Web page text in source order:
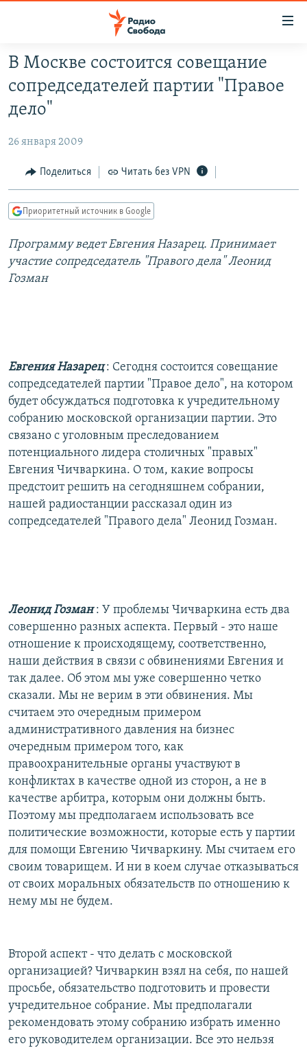
упрощенного
доступа
Вернуться
основному
Вернутся
главной
навигации
Вернутся
поиску
ПОДКАСТЫ
ЦИТАТЫ СВОБОДЫ
МНЕНИЯ
IDEL.РЕАЛИИ
КАВКАЗ.РЕАЛИИ
СЕВЕР.РЕАЛИИ
СОЦИАЛЬНЫЕ СЕТИ
Все сайты РСЕ/РС
В Москве состоится совещание
сопредседателей партии "Правое
дело"
26 января 2009
Поделиться Читать без VPN
Приоритетный источник в Google
Программу ведет Евгения Назарец. Принимает
участие сопредседатель "Правого дела" Леонид
Гозман
Евгения Назарец: Сегодня состоится совещание
сопредседателей партии "Правое дело", на котором
будет обсуждаться подготовка к учредительному
собранию московской организации партии. Это
связано с уголовным преследованием
потенциального лидера столичных "правых"
Евгения Чичваркина. О том, какие вопросы
предстоит решить на сегодняшнем собрании,
нашей радиостанции рассказал один из
сопредседателей "Правого дела" Леонид Гозман.
Леонид Гозман: У проблемы Чичваркина есть два
совершенно разных аспекта. Первый - это наше
отношение к происходящему, соответственно,
наши действия в связи с обвинениями Евгения и
так далее. Об этом мы уже совершенно четко
сказали. Мы не верим в эти обвинения. Мы
считаем это очередным примером
административного давления на бизнес
очередным примером того, как
правоохранительные органы участвуют в
конфликтах в качестве одной из сторон, а не в
качестве арбитра, которым они должны быть.
Поэтому мы предполагаем использовать все
политические возможности, которые есть у партии
для помощи Евгению Чичваркину. Мы считаем его
своим товарищем. И ни в коем случае отказываться
от своих моральных обязательств по отношению к
нему мы не будем.
Второй аспект - что делать с московской
организацией? Чичваркин взял на себя, по нашей
просьбе, обязательство подготовить и провести
учредительное собрание. Мы предполагали
рекомендовать этому собранию избрать именно
его руководителем организации. Все это нельзя